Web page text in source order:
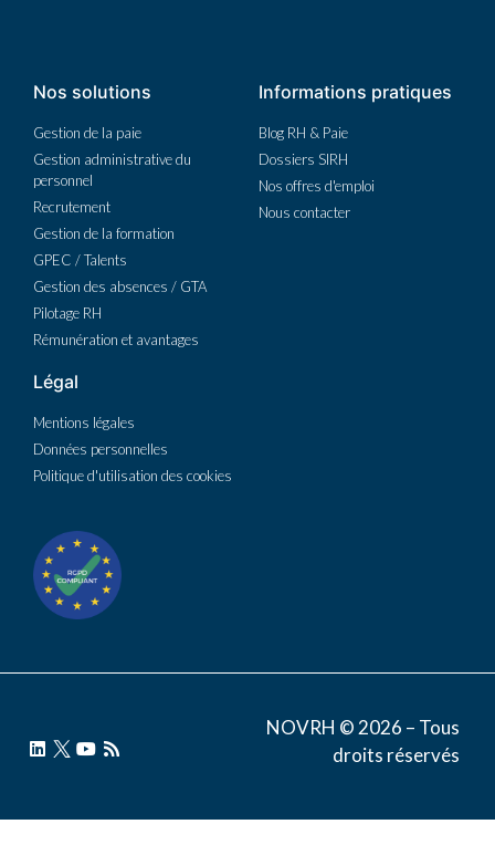
Nos solutions
Gestion de la paie
Gestion administrative du
personnel
Recrutement
Gestion de la formation
GPEC / Talents
Gestion des absences / GTA
Pilotage RH
Rémunération et avantages
Informations pratiques
Blog RH & Paie
Dossiers SIRH
Nos offres d'emploi
Nous contacter
Légal
Mentions légales
Données personnelles
Politique d'utilisation des cookies
NOVRH © 2026 – Tous
droits réservés